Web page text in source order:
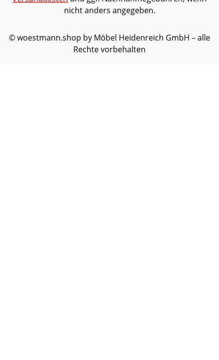
nicht anders angegeben.
© woestmann.shop by Möbel Heidenreich GmbH – alle
Rechte vorbehalten